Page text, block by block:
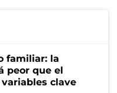
familiar: la
peor que el
clave